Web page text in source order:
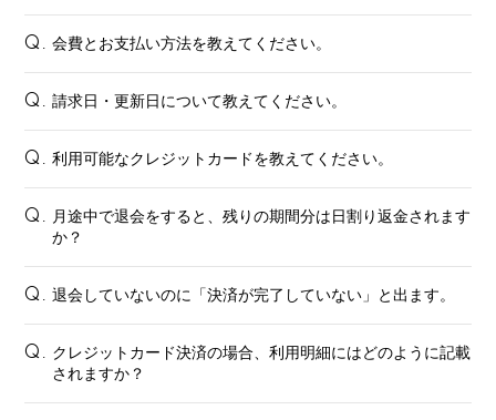
Q. 会費とお支払い方法を教えてください。
Q. 請求日・更新日について教えてください。
Q. 利用可能なクレジットカードを教えてください。
Q. 月途中で退会をすると、残りの期間分は日割り返金されます
か？
Q. 退会していないのに「決済が完了していない」と出ます。
Q. クレジットカード決済の場合、利用明細にはどのように記載
されますか？